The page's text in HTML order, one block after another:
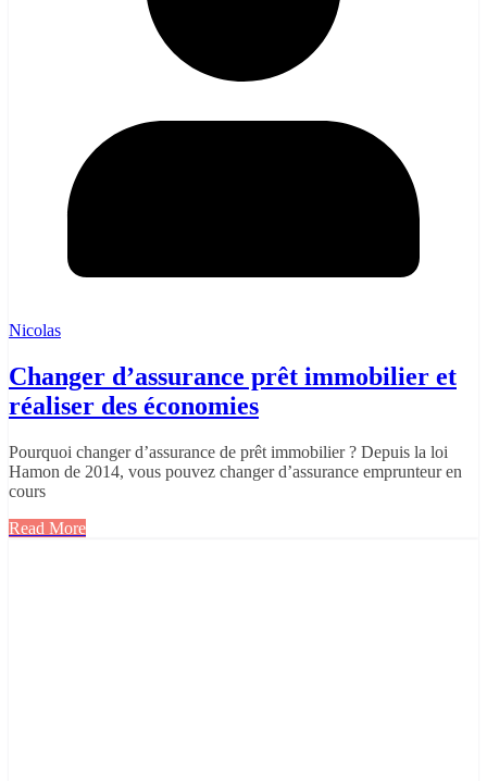
Nicolas
Changer d’assurance prêt immobilier et
réaliser des économies
Pourquoi changer d’assurance de prêt immobilier ? Depuis la loi
Hamon de 2014, vous pouvez changer d’assurance emprunteur en
cours
Read More